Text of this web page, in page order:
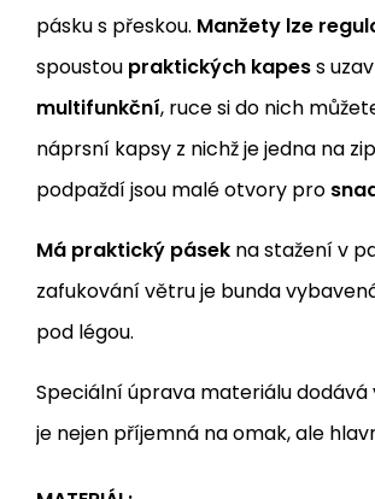
pásku s přeskou. Manžety lze
spoustou praktických kapess
multifunkční, ruce si do nich
náprsní kapsy z nichž je jedna na
podpaždí jsou malé otvory pro
Má praktický pásek na stažení v
zafukování větru je bunda
pod légou.
Speciální úprava materiálu dodává
je nejen příjemná na omak, ale